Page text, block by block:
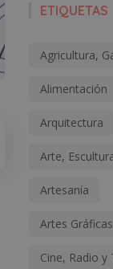
ETIQUETAS
Agricultura,
Alimentación
Arquitectura
Arte,
Artesanía
Artes
Cine, Radio y